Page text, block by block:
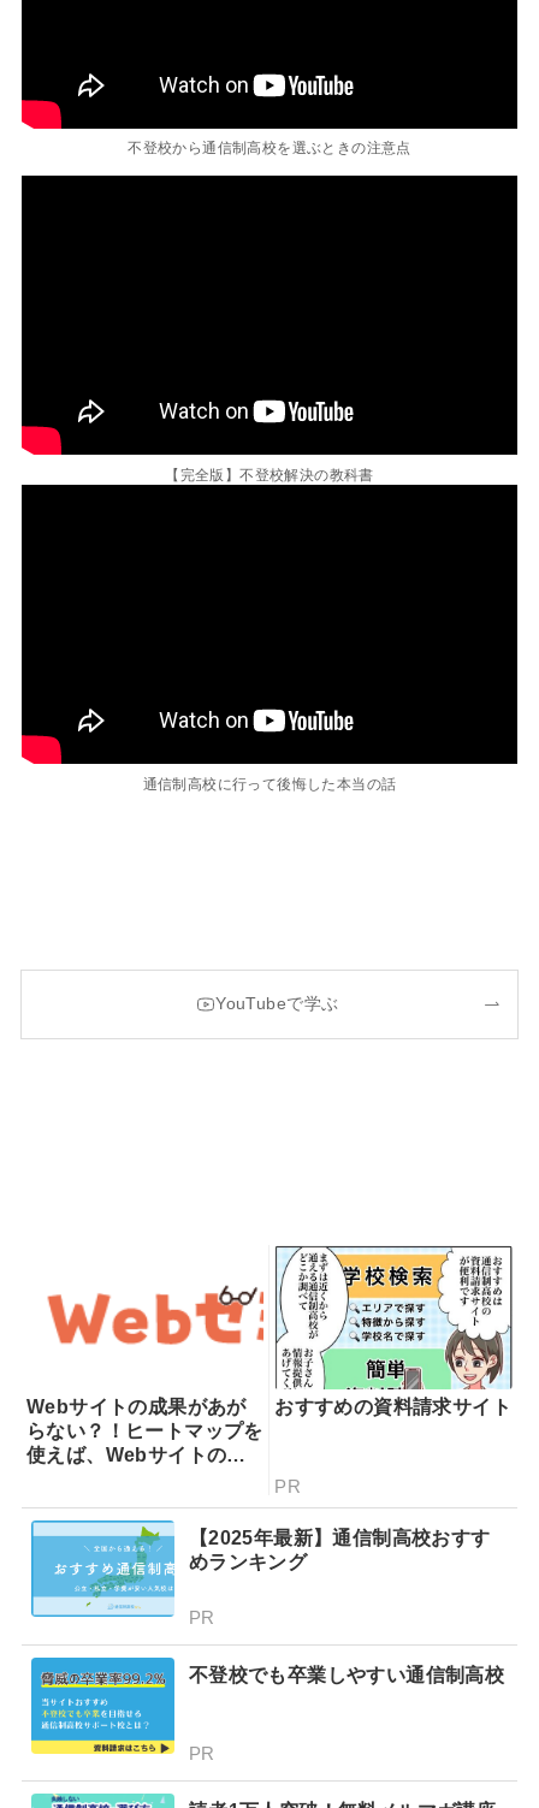
不登校から通信制高校を選ぶときの注意点
【完全版】不登校解決の教科書
通信制高校に行って後悔した本当の話
YouTubeで学ぶ
Webサイトの成果があが
らない？！ヒートマップを
使えば、Webサイトの課
プでできることを専門家が
分かりやすく解説！
おすすめの資料請求サイト
PR
【2025年最新】通信制高校おすす
めランキング
PR
不登校でも卒業しやすい通信制高校
PR